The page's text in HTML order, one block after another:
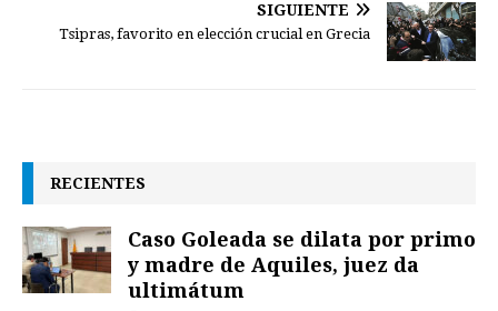
SIGUIENTE
Tsipras, favorito en elección crucial en Grecia
RECIENTES
Caso Goleada se dilata por primo
y madre de Aquiles, juez da
ultimátum